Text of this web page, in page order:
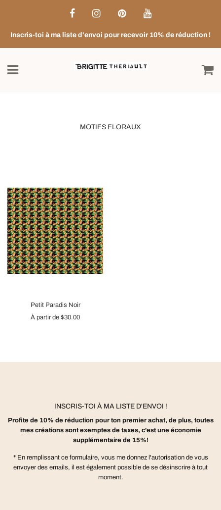
Inscris-toi à ma liste d'envoi pour recevoir 10% de réduction !
MOTIFS FLORAUX
Petit Paradis Noir
À partir de $30.00
INSCRIS-TOI À MA LISTE D'ENVOI !
Profite de 10% de réduction pour ton premier achat, de plus, toutes
mes créations sont exemptes de taxes, c'est une économie
supplémentaire de 15%!
* En remplissant ce formulaire, vous me donnez l'autorisation de vous
envoyer des emails, il est également possible de se désinscrire à tout
moment.